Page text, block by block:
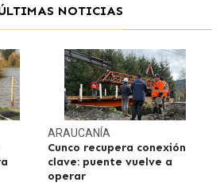
NOTICIAS
ARAUCANÍA
Cunco recupera conexión
clave: puente vuelve a
operar